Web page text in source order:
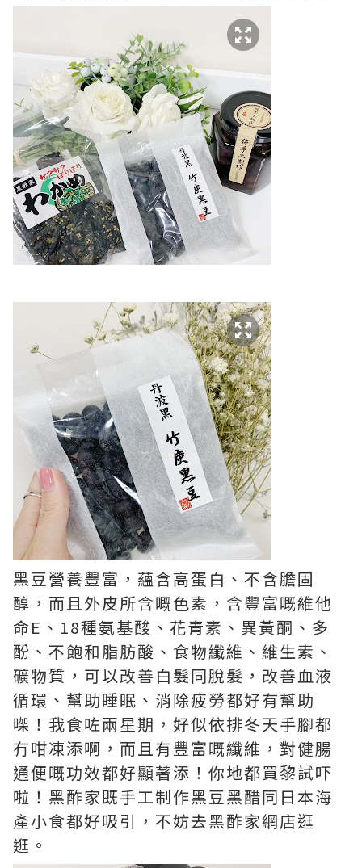
黑豆營養豐富，蘊含高蛋白、不含膽固
醇，而且外皮所含嘅色素，含豐富嘅維他
命E 、 18種氨基酸、花青素、異黃酮、多
酚、不飽和脂肪酸、食物纖維、維生素、
礦物質，可以改善白髮同脫髮，改善血液
循環、幫助睡眠、消除疲勞都好有幫助
㗎！我食咗兩星期，好似依排冬天手腳都
冇咁凍添啊，而且有豐富嘅纖維，對健腸
通便嘅功效都好顯著添！你地都買黎試吓
啦！黑酢家既手工制作黑豆黑醋同日本海
產小食都好吸引，不妨去黑酢家網店逛
逛。